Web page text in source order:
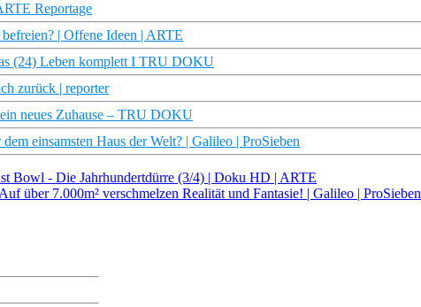
Reportage
| Offene Ideen | ARTE
(24) Leben komplett I TRU DOKU
zurück | reporter
neues Zuhause – TRU DOKU
einsamsten Haus der Welt? | Galileo | ProSieben
Bowl - Die Jahrhundertdürre (3/4) | Doku HD | ARTE
über 7.000m² verschmelzen Realität und Fantasie! | Galileo | ProSieben